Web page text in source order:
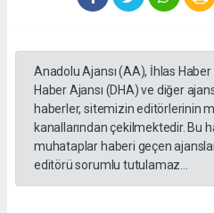
Anadolu Ajansı (AA), İhlas
Haber Ajansı (DHA) ve diğer
haberler, sitemizin editörlerinin
kanallarından çekilmektedir. Bu
muhataplar haberi geçen
editörü sorumlu tutulamaz...